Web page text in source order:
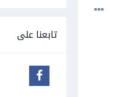
تابعنا على